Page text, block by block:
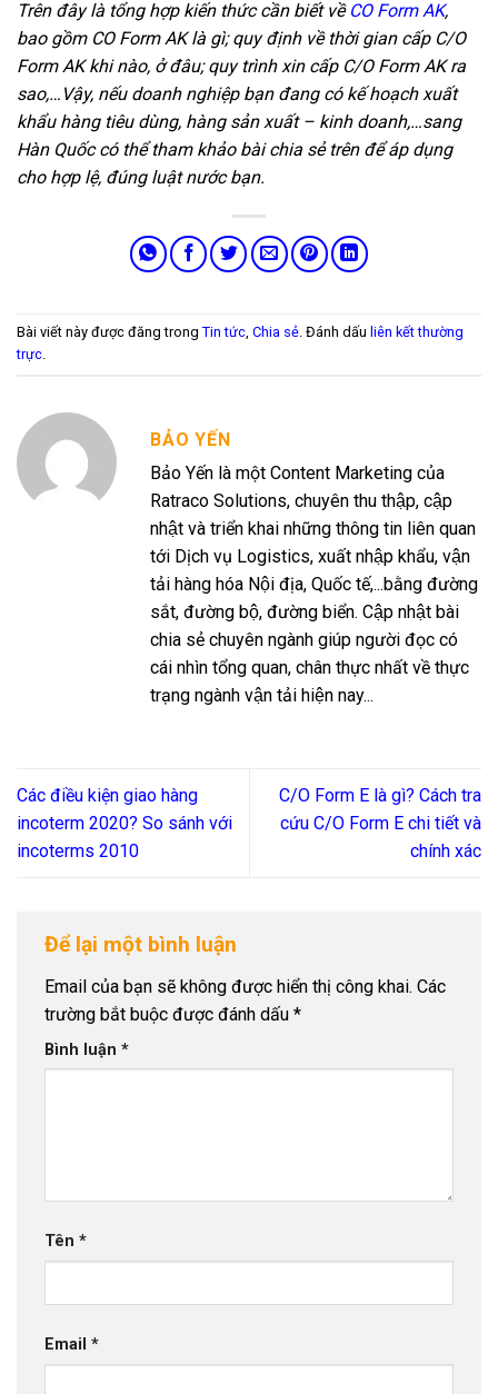
Trên đây là tổng hợp kiến thức cần biết về CO Form AK,
bao gồm CO Form AK là gì; quy định về thời gian cấp C/O
Form AK khi nào, ở đâu; quy trình xin cấp C/O Form AK ra
sao,…Vậy, nếu doanh nghiệp bạn đang có kế hoạch xuất
khẩu hàng tiêu dùng, hàng sản xuất – kinh doanh,…sang
Hàn Quốc có thể tham khảo bài chia sẻ trên để áp dụng
cho hợp lệ, đúng luật nước bạn.
Bài viết này được đăng trong Tin tức, Chia sẻ. Đánh dấu liên kết thường
trực.
BẢO YẾN
Bảo Yến là một Content Marketing của
Ratraco Solutions, chuyên thu thập, cập
nhật và triển khai những thông tin liên quan
tới Dịch vụ Logistics, xuất nhập khẩu, vận
tải hàng hóa Nội địa, Quốc tế,...bằng đường
sắt, đường bộ, đường biển. Cập nhật bài
chia sẻ chuyên ngành giúp người đọc có
cái nhìn tổng quan, chân thực nhất về thực
trạng ngành vận tải hiện nay...
Các điều kiện giao hàng
incoterm 2020? So sánh với
incoterms 2010
C/O Form E là gì? Cách tra
cứu C/O Form E chi tiết và
chính xác
Để lại một bình luận
Email của bạn sẽ không được hiển thị công khai. Các
trường bắt buộc được đánh dấu *
Bình luận *
Tên *
Email *